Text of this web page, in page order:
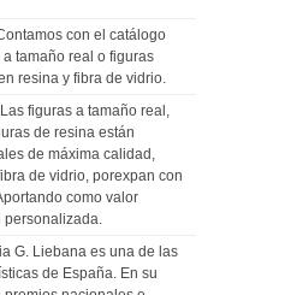
con el catálogo
tamaño real o figuras
resina y fibra de vidrio.
Las figuras a tamaño real,
de resina están
de máxima calidad,
de vidrio, porexpan con
como valor
personalizada.
G. Liebana es una de las
de España. En su